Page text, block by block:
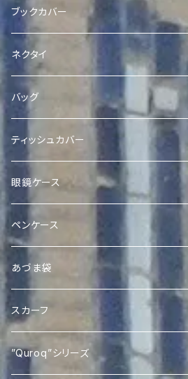
ヴィンテージスザニコインポーチ
Quroqポーチ
Quroqコインポーチ
クラッチ
Ikat Pearl 巾着
Quroq名刺入れ
ブックカバー
Quroqブックカバー
ネクタイ
バッグ
Quilted Ikat Bag with Pom-Poms
Quilted Ikat Tote Bag
Expandable Ikat Bag
Quroqミニトート
ティッシュカバー
ボックスティッシュカバー
ポケットティッシュケース
アドラスポケットティッシュケース
Quroqポケットティッシュケース
眼鏡ケース
Quroq眼鏡ケース
ペンケース
Quroqペンケース
あづま袋
Ikat あづま袋
スカーフ
Silk Ikat Scarf
”Quroq”シリーズ